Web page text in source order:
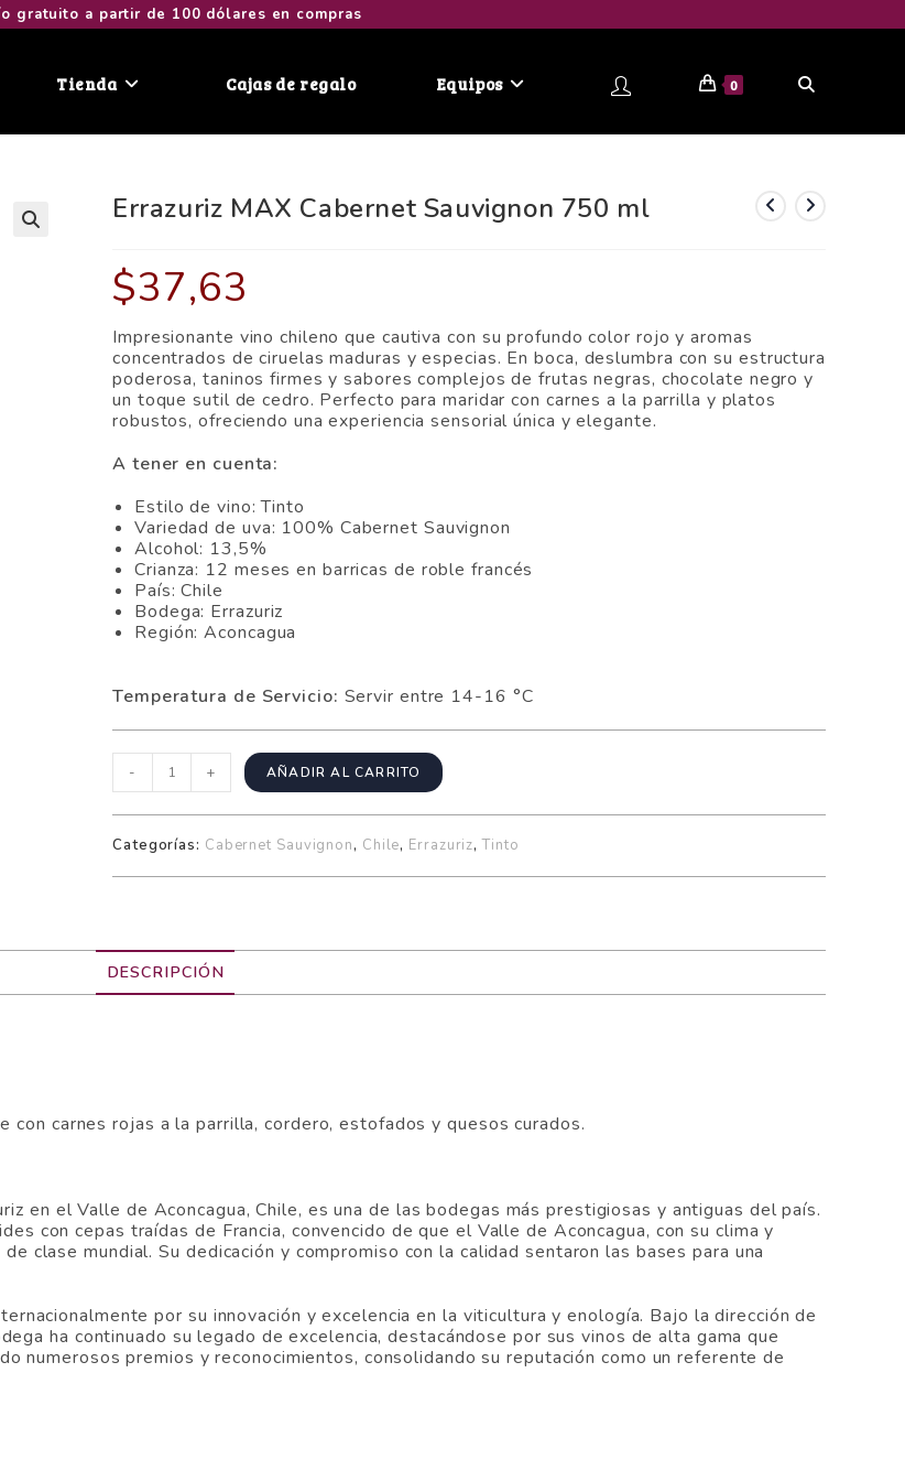
gratuito a partir de 100 dólares en compras
Tienda Cajas de regalo Equipos 0
Errazuriz MAX Cabernet Sauvignon 750 ml
$37,63
Impresionante vino chileno que cautiva con su profundo color rojo y aromas
concentrados de ciruelas maduras y especias. En boca, deslumbra con su estructura
poderosa, taninos firmes y sabores complejos de frutas negras, chocolate negro y
un toque sutil de cedro. Perfecto para maridar con carnes a la parrilla y platos
robustos, ofreciendo una experiencia sensorial única y elegante.
A tener en cuenta:
Estilo de vino: Tinto
Variedad de uva: 100% Cabernet Sauvignon
Alcohol: 13,5%
Crianza: 12 meses en barricas de roble francés
País: Chile
Bodega: Errazuriz
Región: Aconcagua
Temperatura de Servicio: Servir entre 14-16 °C
- + AÑADIR AL CARRITO
Categorías: Cabernet Sauvignon, Chile, Errazuriz,Tinto
DESCRIPCIÓN
con carnes rojas a la parrilla, cordero, estofados y quesos curados.
en el Valle de Aconcagua, Chile, es una de las bodegas más prestigiosas y antiguas del país.
con cepas traídas de Francia, convencido de que el Valle de Aconcagua, con su clima y
clase mundial. Su dedicación y compromiso con la calidad sentaron las bases para una
por su innovación y excelencia en la viticultura y enología. Bajo la dirección de
ha continuado su legado de excelencia, destacándose por sus vinos de alta gama que
numerosos premios y reconocimientos, consolidando su reputación como un referente de